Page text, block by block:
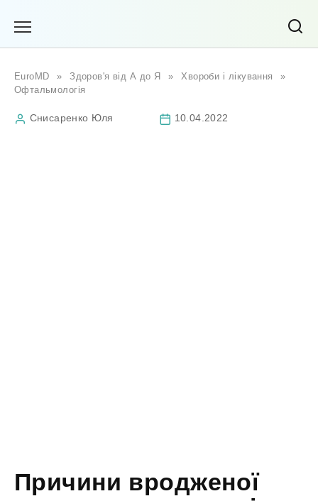
EuroMD » Здоров'я від А до Я » Хвороби і лікування
»
Офтальмологія
Снисаренко Юля 10.04.2022
Причини вродженої